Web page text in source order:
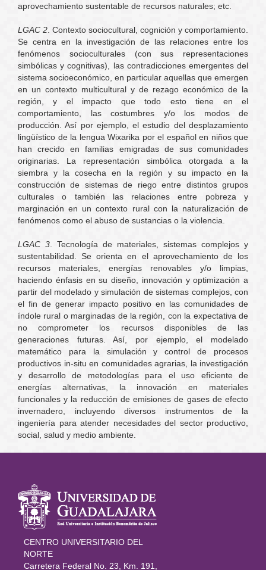
aprovechamiento sustentable de recursos naturales; etc.
LGAC 2 . Contexto sociocultural, cognición y comportamiento.
Se centra en la investigación de las relaciones entre los
fenómenos socioculturales (con sus representaciones
simbólicas y cognitivas), las contradicciones emergentes del
sistema socioeconómico, en particular aquellas que emergen
en un contexto multicultural y de rezago económico de la
región, y el impacto que todo esto tiene en el
comportamiento, las costumbres y/o los modos de
producción. Así por ejemplo, el estudio del desplazamiento
lingüístico de la lengua Wixarika por el español en niños que
han crecido en familias emigradas de sus comunidades
originarias. La representación simbólica otorgada a la
siembra y la cosecha en la región y su impacto en la
construcción de sistemas de riego entre distintos grupos
culturales o también las relaciones entre pobreza y
marginación en un contexto rural con la naturalización de
fenómenos como el abuso de sustancias o la violencia.
LGAC 3 . Tecnología de materiales, sistemas complejos y
sustentabilidad. Se orienta en el aprovechamiento de los
recursos materiales, energías renovables y/o limpias,
haciendo énfasis en su diseño, innovación y optimización a
partir del modelado y simulación de sistemas complejos, con
el fin de generar impacto positivo en las comunidades de
índole rural o marginadas de la región, con la expectativa de
no comprometer los recursos disponibles de las
generaciones futuras. Así, por ejemplo, el modelado
matemático para la simulación y control de procesos
productivos in-situ en comunidades agrarias, la investigación
y desarrollo de metodologías para el uso eficiente de
energías alternativas, la innovación en materiales
funcionales y la reducción de emisiones de gases de efecto
invernadero, incluyendo diversos instrumentos de la
ingeniería para atender necesidades del sector productivo,
social, salud y medio ambiente.
Información
del portal
CENTRO UNIVERSITARIO DEL
NORTE
Carretera Federal No. 23, Km. 191,